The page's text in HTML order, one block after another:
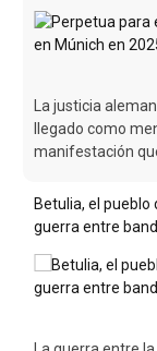
manifestación
guerra entre
La guerra entre la